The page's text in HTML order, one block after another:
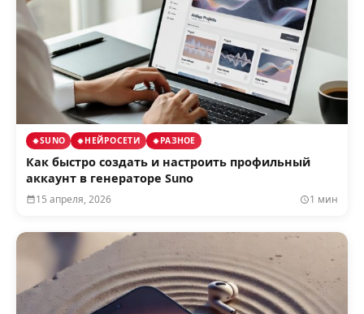
SUNO НЕЙРОСЕТИ РАЗНОЕ
Как быстро создать и настроить профильный
аккаунт в генераторе Suno
15 апреля, 2026 1 мин